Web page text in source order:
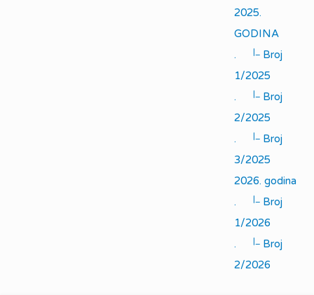
2025.
GODINA
.
|_ Broj
1/2025
.
|_ Broj
2/2025
.
|_ Broj
3/2025
2026. godina
.
|_ Broj
1/2026
.
|_ Broj
2/2026